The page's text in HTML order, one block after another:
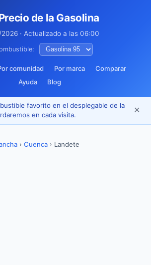
de la Gasolina
· Actualizado a las 06:00
comunidad Por marca
Comparar
Ayuda
Blog
favorito en el desplegable de la
en cada visita.
✕
› Cuenca › Landete